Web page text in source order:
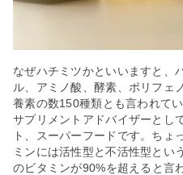
なぜハチミツかといいますと、
ル、アミノ酸、酵素、ポリフェ
養素の数150種類とも言われてい
サプリメントアドバイザーとし
ト、スーパーフードです。ちょ
ミンには活性型と不活性型とい
のビタミンが90%を超えると言